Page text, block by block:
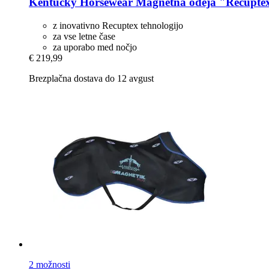
z inovativno Recuptex tehnologijo
za vse letne čase
za uporabo med nočjo
€ 219,99
Brezplačna dostava do 12 avgust
2 možnosti